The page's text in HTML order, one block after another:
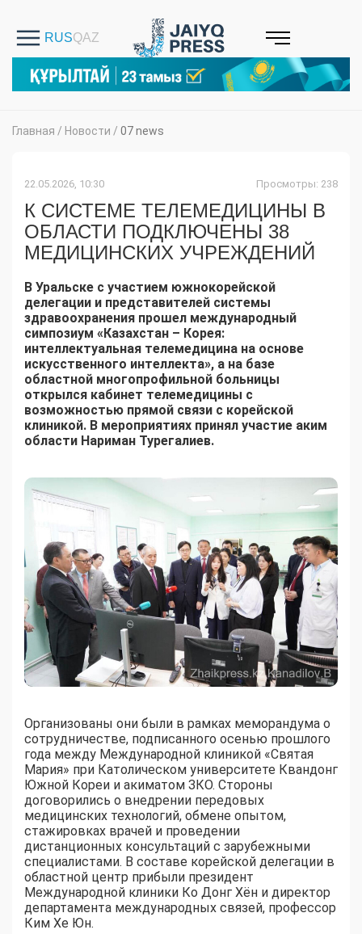
Главная / Новости / 07 news
22.05.2026, 10:30 Просмотры: 238
К СИСТЕМЕ ТЕЛЕМЕДИЦИНЫ В
ОБЛАСТИ ПОДКЛЮЧЕНЫ 38
МЕДИЦИНСКИХ УЧРЕЖДЕНИЙ
В Уральске с участием южнокорейской
делегации и представителей системы
здравоохранения прошел международный
симпозиум «Казахстан – Корея:
интеллектуальная телемедицина на основе
искусственного интеллекта», а на базе
областной многопрофильной больницы
открылся кабинет телемедицины с
возможностью прямой связи с корейской
клиникой. В мероприятиях принял участие аким
области Нариман Турегалиев.
Организованы они были в рамках меморандума о
сотрудничестве, подписанного осенью прошлого
года между Международной клиникой «Святая
Мария» при Католическом университете Квандонг
Южной Кореи и акиматом ЗКО. Стороны
договорились о внедрении передовых
медицинских технологий, обмене опытом,
стажировках врачей и проведении
дистанционных консультаций с зарубежными
специалистами. В составе корейской делегации в
областной центр прибыли президент
Международной клиники Ко Донг Хён и директор
департамента международных связей, профессор
Ким Хе Юн.